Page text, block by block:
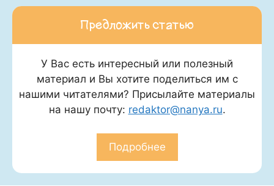
Предложить статью
У Вас есть интересный или полезный
материал и Вы хотите поделиться им с
нашими читателями? Присылайте материалы
на нашу почту: redaktor@nanya.ru.
Подробнее